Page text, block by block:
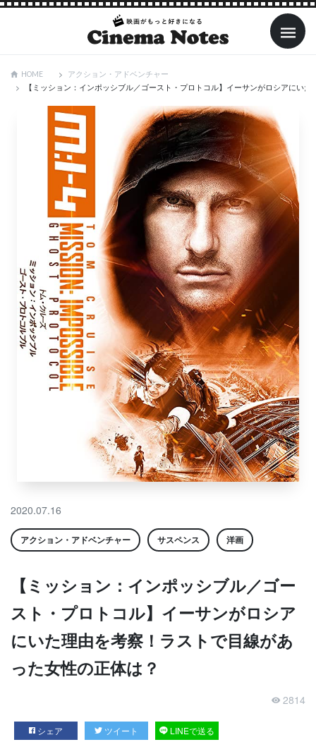
HOME
アクション・アドベンチャー
【ミッション：インポッシブル／ゴースト・プロトコル】イーサンがロシアにい
2020.07.16
アクション・アドベンチャー サスペンス 洋画
【ミッション：インポッシブル／ゴー
スト・プロトコル】イーサンがロシア
にいた理由を考察！ラストで目線があ
った女性の正体は？
2814
シェア ツイート LINEで送る